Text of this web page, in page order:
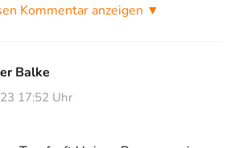
Kommentar anzeigen ▼
Balke
17:52 Uhr